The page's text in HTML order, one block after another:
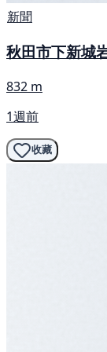
新聞
秋田市下新城
832 m
1週前
收藏